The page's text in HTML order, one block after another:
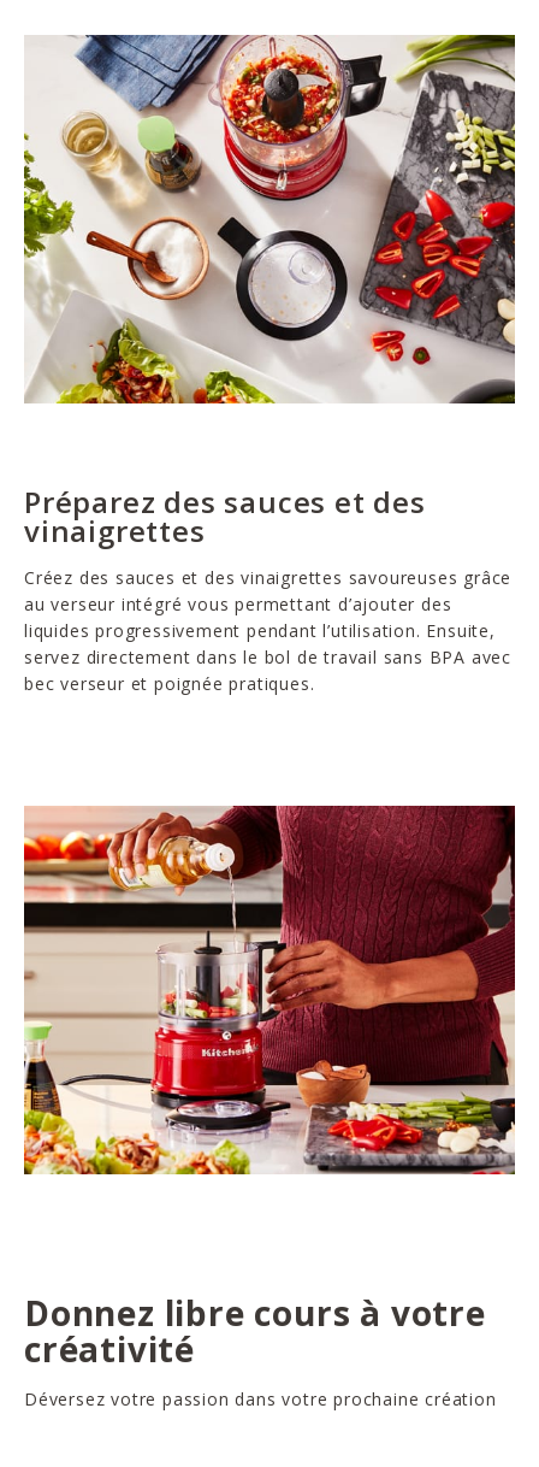
Préparez des sauces et des
vinaigrettes
Créez des sauces et des vinaigrettes savoureuses grâce
au verseur intégré vous permettant d’ajouter des
liquides progressivement pendant l’utilisation. Ensuite,
servez directement dans le bol de travail sans BPA avec
bec verseur et poignée pratiques.
Donnez libre cours à votre
créativité
Déversez votre passion dans votre prochaine création